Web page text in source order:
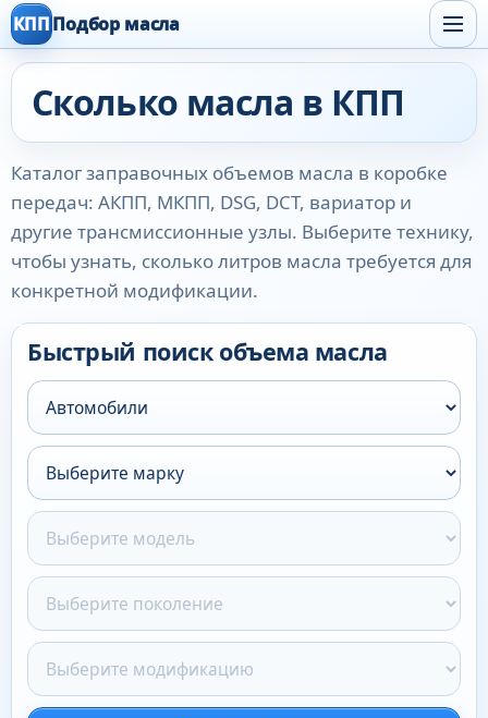
КПППодбор масла
Сколько масла в КПП
Каталог заправочных объемов масла в коробке
передач: АКПП, МКПП, DSG, DCT, вариатор и
другие трансмиссионные узлы. Выберите технику,
чтобы узнать, сколько литров масла требуется для
конкретной модификации.
Быстрый поиск объема масла